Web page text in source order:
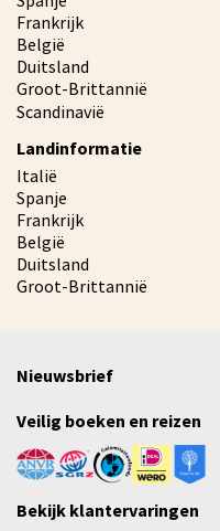
Frankrijk
België
Duitsland
Groot-Brittannië
Scandinavië
Landinformatie
Italië
Spanje
Frankrijk
België
Duitsland
Groot-Brittannië
Nieuwsbrief
Veilig boeken en reizen
Bekijk klantervaringen